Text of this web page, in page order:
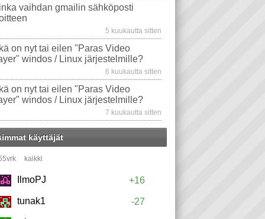
vaihdan gmailin sähköposti
5 kuukautta sitten
on nyt tai eilen "Paras Video
windos / Linux järjestelmille?
6 kuukautta sitten
on nyt tai eilen "Paras Video
windos / Linux järjestelmille?
7 kuukautta sitten
käyttäjät
kaikki
IlmoPJ +16
tunak1 -27